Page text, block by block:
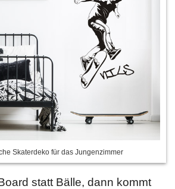
Skaterdeko für das Jungenzimmer
statt Bälle, dann kommt